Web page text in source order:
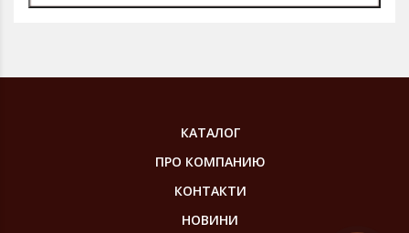
КАТАЛОГ
ПРО КОМПАНИЮ
КОНТАКТИ
НОВИНИ